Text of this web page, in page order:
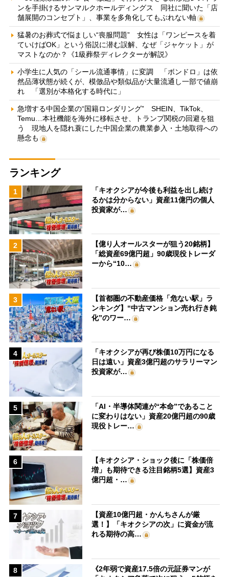
ンを手掛けるサンマルクホールディングス 同社に聞いた「店
舗展開のコンセプト」、事業を多角化してもぶれない軸
猛暑のお葬式で悩ましい“喪服問題” 女性は「ワンピースを着
ていけばOK」という俗説に潜む誤解、なぜ「ジャケット」が
マストなのか？《1級葬祭ディレクターが解説》
小学生に人気の「シール流通事情」に変調 「ボンドロ」は依
然品薄状態が続くが、模倣品や類似品が大量流通し一部で値崩
れ 「選別が本格化する時代に」
急増する中国企業の“国籍ロンダリング” SHEIN、TikTok、
Temu…本社機能を海外に移転させ、トランプ関税の回避を狙
う 現地人を隠れ蓑にした中国企業の農業参入・土地取得への
懸念も
ランキング
1
「キオクシアが今後も利益を出し続け
るかは分からない」資産11億円の個人
投資家が…
2
【億り人オールスターが狙う20銘柄】
「総資産69億円超」90歳現役トレーダ
ーから“10…
3
【首都圏の不動産価格「危ない駅」ラ
ンキング】“中古マンション売れ行き鈍
化”のワー…
4
「キオクシアが再び株価10万円になる
日は遠い」資産3億円超のサラリーマン
投資家が…
5
「AI・半導体関連が“本命”であること
に変わりはない」資産20億円超の90歳
現役トレー…
6
【キオクシア・ショック後に「株価倍
増」も期待できる注目銘柄5選】資産3
億円超・…
7
【資産10億円超・かんちさんが厳
選！】「キオクシアの次」に資金が流
れる期待の高…
8
《2年弱で資産17.5倍の元証券マンが